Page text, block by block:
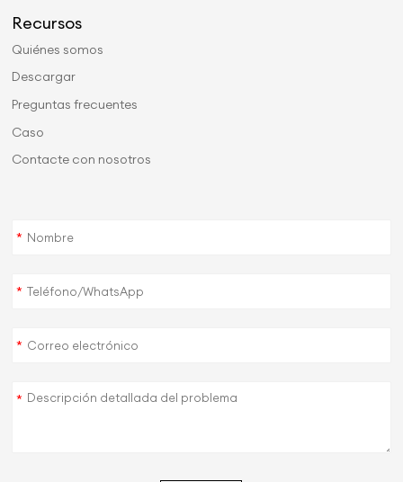
Recursos
Quiénes somos
Descargar
Preguntas frecuentes
Caso
Contacte con nosotros
*
*
*
*